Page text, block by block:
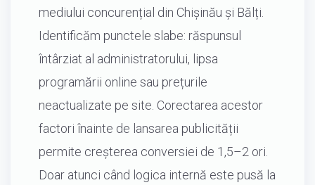
mediului concurențial din Chișinău și Bălți.
Identificăm punctele slabe: răspunsul
întârziat al administratorului, lipsa
programării online sau prețurile
neactualizate pe site. Corectarea acestor
factori înainte de lansarea publicității
permite creșterea conversiei de 1,5–2 ori.
Doar atunci când logica internă este pusă la